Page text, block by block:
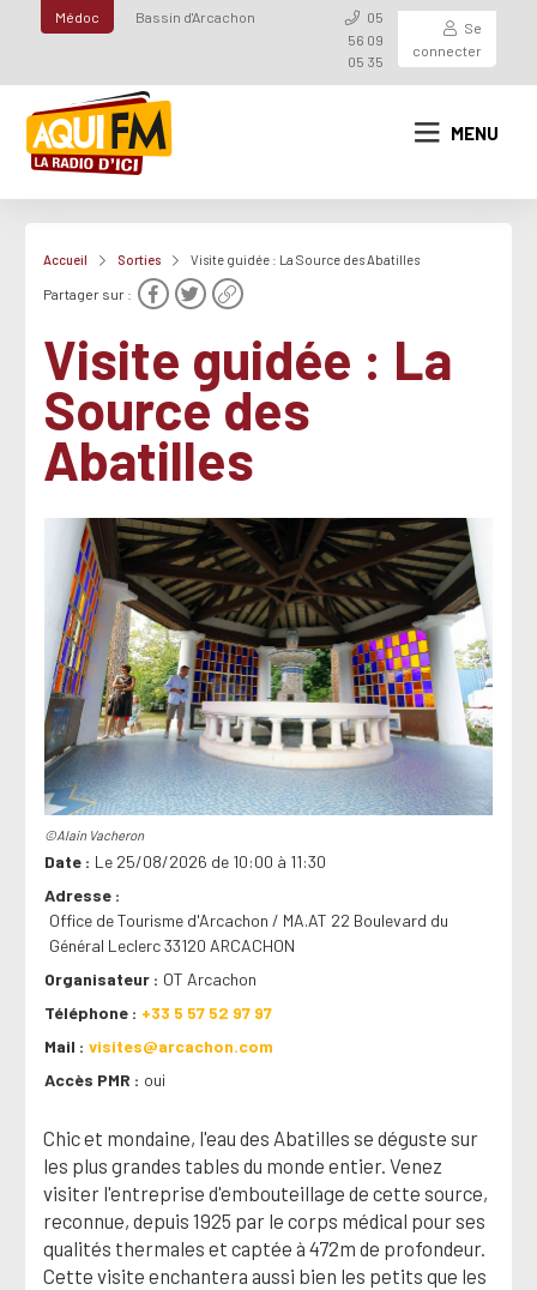
Médoc Bassin d'Arcachon
05
56 09
05 35
Se
connecter
MENU
Accueil Sorties Visite guidée : La Source des Abatilles
Partager sur :
Visite guidée : La
Source des
Abatilles
©Alain Vacheron
Date
Le 25/08/2026 de 10:00 à 11:30
Adresse
Office de Tourisme d'Arcachon / MA.AT 22 Boulevard du
Général Leclerc 33120 ARCACHON
Organisateur
OT Arcachon
Téléphone
+33 5 57 52 97 97
Mail
visites@arcachon.com
Accès PMR
oui
Chic et mondaine, l'eau des Abatilles se déguste sur
les plus grandes tables du monde entier. Venez
visiter l'entreprise d'embouteillage de cette source,
reconnue, depuis 1925 par le corps médical pour ses
qualités thermales et captée à 472m de profondeur.
Cette visite enchantera aussi bien les petits que les